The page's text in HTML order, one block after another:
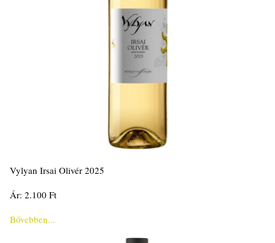
Vylyan Irsai Olivér 2025
Ár: 2.100 Ft
Bővebben...